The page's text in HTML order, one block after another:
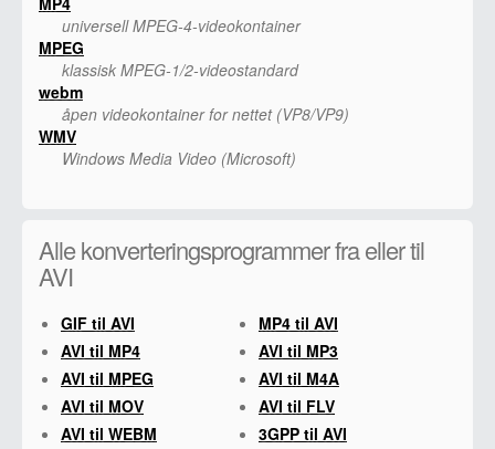
universell MPEG-4-videokontainer
MPEG
klassisk MPEG-1/2-videostandard
webm
åpen videokontainer for nettet (VP8/VP9)
WMV
Windows Media Video (Microsoft)
Alle konverteringsprogrammer fra eller til
AVI
GIF til AVI
MP4 til AVI
AVI til MP4
AVI til MP3
AVI til MPEG
AVI til M4A
AVI til MOV
AVI til FLV
AVI til WEBM
3GPP til AVI